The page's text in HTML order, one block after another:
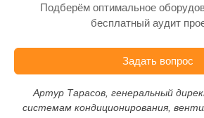
Подберём оптимальное
бесплатный аудит
Задать вопрос
Артур Тарасов, генеральный
системам кондиционирования,